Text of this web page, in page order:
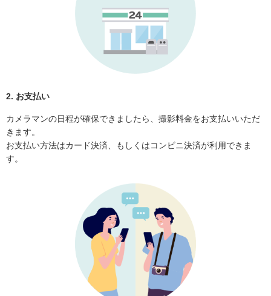
2. お支払い
カメラマンの日程が確保できましたら、撮影料金をお支払いいただ
きます。
お支払い方法はカード決済、もしくはコンビニ決済が利用できま
す。